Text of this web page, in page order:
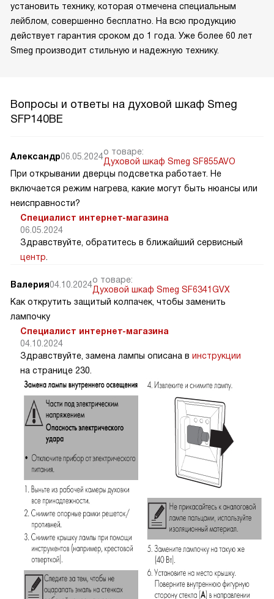
установить технику, которая отмечена специальным
лейблом, совершенно бесплатно. На всю продукцию
действует гарантия сроком до 1 года. Уже более 60 лет
Smeg производит стильную и надежную технику.
Вопросы и ответы на духовой шкаф Smeg
SFP140BE
Александр06.05.2024о товаре:
Духовой шкаф Smeg SF855AVO
При открывании дверцы подсветка работает. Не
включается режим нагрева, какие могут быть нюансы или
неисправности?
Специалист интернет-магазина
06.05.2024
Здравствуйте, обратитесь в ближайший сервисный
центр
Валерия04.10.2024о товаре:
Духовой шкаф Smeg SF6341GVX
Как открутить защитый колпачек, чтобы заменить
лампочку
Специалист интернет-магазина
04.10.2024
Здравствуйте, замена лампы описана в инструкции
на странице 230.